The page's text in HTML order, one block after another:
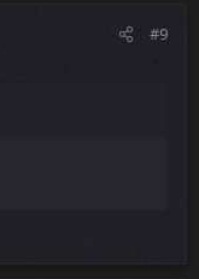
#9